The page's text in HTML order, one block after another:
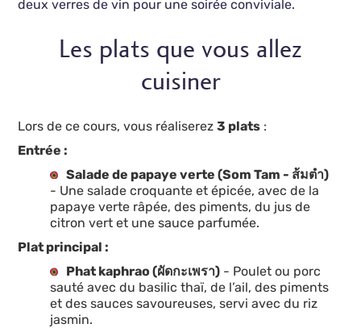
deux verres de vin pour une soirée conviviale.
Les plats que vous allez
cuisiner
Lors de ce cours, vous réaliserez3 plats :
Entrée :
Salade de papaye verte (Som Tam - ส้มตำ)
- Une salade croquante et épicée, avec de la
papaye verte râpée, des piments, du jus de
citron vert et une sauce parfumée.
Plat principal :
Phat kaphrao (ผัดกะเพรา) - Poulet ou porc
sauté avec du basilic thaï, de l’ail, des piments
et des sauces savoureuses, servi avec du riz
jasmin.